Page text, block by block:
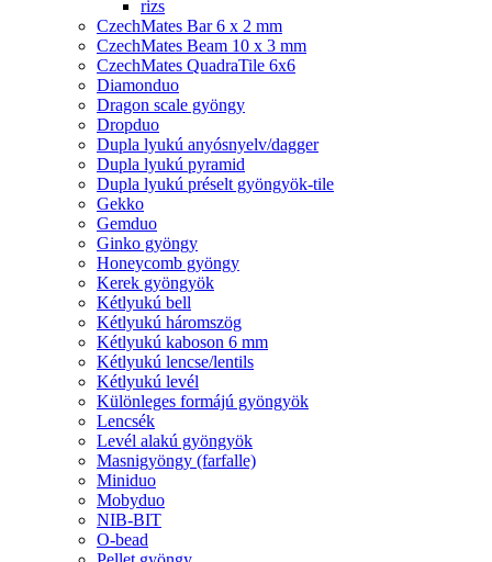
rizs
CzechMates Bar 6 x 2 mm
CzechMates Beam 10 x 3 mm
CzechMates QuadraTile 6x6
Diamonduo
Dragon scale gyöngy
Dropduo
Dupla lyukú anyósnyelv/dagger
Dupla lyukú pyramid
Dupla lyukú préselt gyöngyök-tile
Gekko
Gemduo
Ginko gyöngy
Honeycomb gyöngy
Kerek gyöngyök
Kétlyukú bell
Kétlyukú háromszög
Kétlyukú kaboson 6 mm
Kétlyukú lencse/lentils
Kétlyukú levél
Különleges formájú gyöngyök
Lencsék
Levél alakú gyöngyök
Masnigyöngy (farfalle)
Miniduo
Mobyduo
NIB-BIT
O-bead